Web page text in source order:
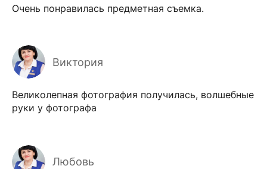
Очень понравилась предметная съемка.
Виктория
Великолепная фотография получилась, волшебные
руки у фотографа
Любовь